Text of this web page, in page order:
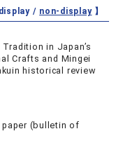
display / non-display】
in Japan’s
Crafts and Mingei
historical review
paper (bulletin of